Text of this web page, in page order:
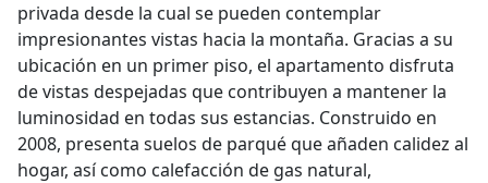
privada desde la cual se pueden contemplar
impresionantes vistas hacia la montaña. Gracias a su
ubicación en un primer piso, el apartamento disfruta
de vistas despejadas que contribuyen a mantener la
luminosidad en todas sus estancias. Construido en
2008, presenta suelos de parqué que añaden calidez al
hogar, así como calefacción de gas natural,